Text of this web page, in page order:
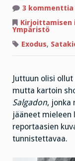
3 kommenttia
Kirjoittamisen
Ympäristö
Exodus,
Juttuun olisi
mutta kartoin
Salgadon, jonka
jääneet mieleen
reportaasien
tunnistettavaa.